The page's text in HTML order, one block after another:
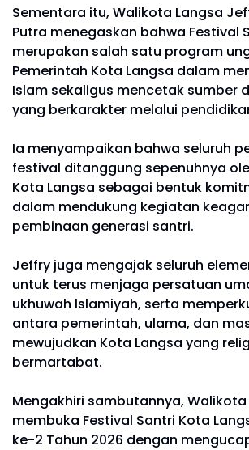
Sementara itu, Walikota Langsa
Putra menegaskan bahwa Festival
merupakan salah satu program
Pemerintah Kota Langsa dalam
Islam sekaligus mencetak sumber
yang berkarakter melalui
Ia menyampaikan bahwa seluruh
festival ditanggung sepenuhnya
Kota Langsa sebagai bentuk
dalam mendukung kegiatan
pembinaan generasi santri.
Jeffry juga mengajak seluruh
untuk terus menjaga persatuan
ukhuwah Islamiyah, serta
antara pemerintah, ulama, dan
mewujudkan Kota Langsa yang
bermartabat.
Mengakhiri sambutannya,
membuka Festival Santri Kota
ke-2 Tahun 2026 dengan